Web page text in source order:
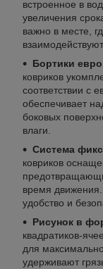
встроенное в
увеличения
важно в месте,
Бортики
ковриков
соответствии с
обеспечивает
боковых
влаги.
Система
ковриков
время
удобство и
Рисунок в
квадратиков-
для
удерживают